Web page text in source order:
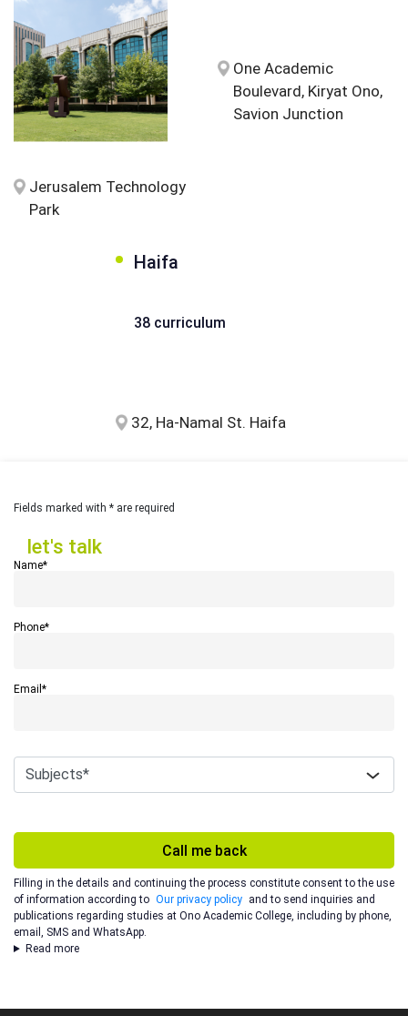
Jerusalem Technology
Park
One Academic
Boulevard, Kiryat Ono,
Savion Junction
Haifa
38 curriculum
32, Ha-Namal St. Haifa
Fields marked with * are required
let's talk
Name*
Phone*
Email*
Call me back
Filling in the details and continuing the process constitute consent to the use
of information according to Our privacy policy and to send inquiries and
publications regarding studies at Ono Academic College, including by phone,
email, SMS and WhatsApp.
Read more